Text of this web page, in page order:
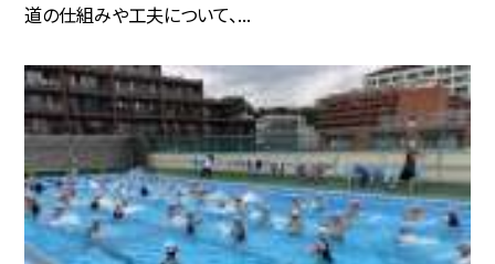
道の仕組みや工夫について、...